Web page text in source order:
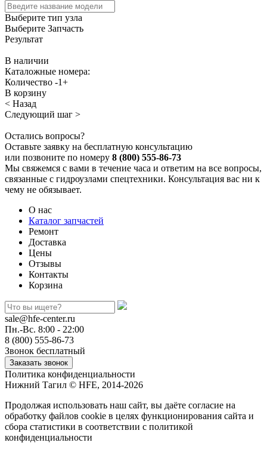
Выберите тип узла
Выберите Запчасть
Результат
В наличии
Каталожные номера:
Количество -1+
В корзину
< Назад
Следующий шаг >
Остались вопросы?
Оставьте заявку на бесплатную консультацию
или позвоните по номеру 8 (800) 555-86-73
Мы свяжемся с вами в течение часа и ответим на все вопросы,
связанные с гидроузлами спецтехники. Консультация вас ни к
чему не обязывает.
О нас
Каталог запчастей
Ремонт
Доставка
Цены
Отзывы
Контакты
Корзина
sale@hfe-center.ru
Пн.-Вс. 8:00 - 22:00
8 (800) 555-86-73
Звонок бесплатный
Политика конфиденциальности
Нижний Тагил © HFE, 2014-2026
Продолжая использовать наш сайт, вы даёте согласие на
обработку файлов cookie в целях функционирования сайта и
сбора статистики в соответствии с политикой
конфиденциальности